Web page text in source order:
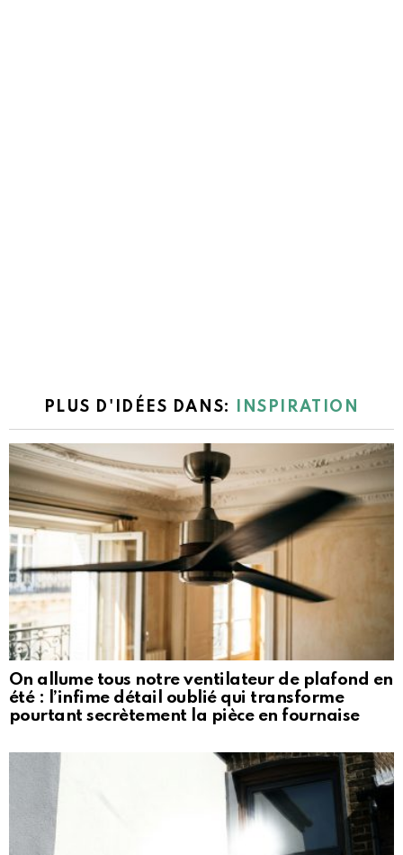
PLUS D'IDÉES DANS: INSPIRATION
On allume tous notre ventilateur de plafond en
été : l’infime détail oublié qui transforme
pourtant secrètement la pièce en fournaise